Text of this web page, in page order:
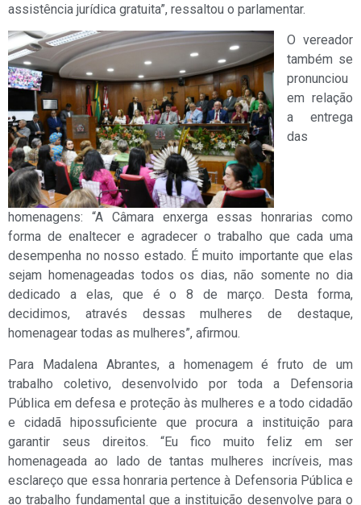
assistência jurídica gratuita”, ressaltou o parlamentar.
O vereador
também se
pronunciou
em relação
a entrega
das
homenagens: “A Câmara enxerga essas honrarias como
forma de enaltecer e agradecer o trabalho que cada uma
desempenha no nosso estado. É muito importante que elas
sejam homenageadas todos os dias, não somente no dia
dedicado a elas, que é o 8 de março. Desta forma,
decidimos, através dessas mulheres de destaque,
homenagear todas as mulheres”, afirmou.
Para Madalena Abrantes, a homenagem é fruto de um
trabalho coletivo, desenvolvido por toda a Defensoria
Pública em defesa e proteção às mulheres e a todo cidadão
e cidadã hipossuficiente que procura a instituição para
garantir seus direitos. “Eu fico muito feliz em ser
homenageada ao lado de tantas mulheres incríveis, mas
esclareço que essa honraria pertence à Defensoria Pública e
ao trabalho fundamental que a instituição desenvolve para o